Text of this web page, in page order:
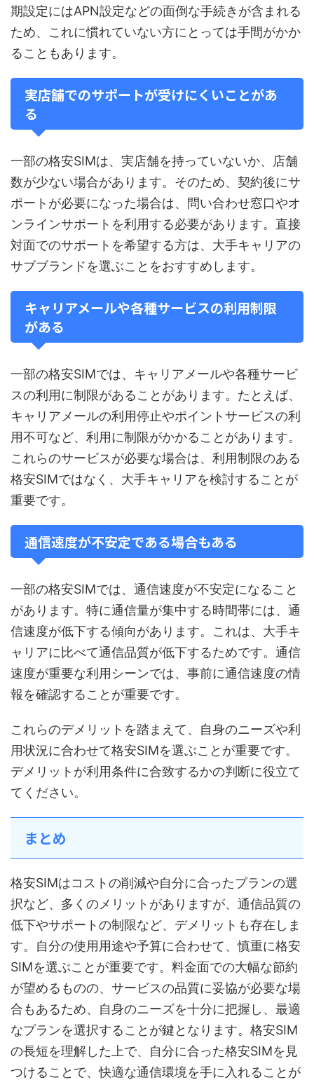
期設定にはAPN設定などの面倒な手続きが含まれる
ため、これに慣れていない方にとっては手間がかか
ることもあります。
実店舗でのサポートが受けにくいことがあ
る
一部の格安SIMは、実店舗を持っていないか、店舗
数が少ない場合があります。そのため、契約後にサ
ポートが必要になった場合は、問い合わせ窓口やオ
ンラインサポートを利用する必要があります。直接
対面でのサポートを希望する方は、大手キャリアの
サブブランドを選ぶことをおすすめします。
キャリアメールや各種サービスの利用制限
がある
一部の格安SIMでは、キャリアメールや各種サービ
スの利用に制限があることがあります。たとえば、
キャリアメールの利用停止やポイントサービスの利
用不可など、利用に制限がかかることがあります。
これらのサービスが必要な場合は、利用制限のある
格安SIMではなく、大手キャリアを検討することが
重要です。
通信速度が不安定である場合もある
一部の格安SIMでは、通信速度が不安定になること
があります。特に通信量が集中する時間帯には、通
信速度が低下する傾向があります。これは、大手キ
ャリアに比べて通信品質が低下するためです。通信
速度が重要な利用シーンでは、事前に通信速度の情
報を確認することが重要です。
これらのデメリットを踏まえて、自身のニーズや利
用状況に合わせて格安SIMを選ぶことが重要です。
デメリットが利用条件に合致するかの判断に役立て
てください。
まとめ
格安SIMはコストの削減や自分に合ったプランの選
択など、多くのメリットがありますが、通信品質の
低下やサポートの制限など、デメリットも存在しま
す。自分の使用用途や予算に合わせて、慎重に格安
SIMを選ぶことが重要です。料金面での大幅な節約
が望めるものの、サービスの品質に妥協が必要な場
合もあるため、自身のニーズを十分に把握し、最適
なプランを選択することが鍵となります。格安SIM
の長短を理解した上で、自分に合った格安SIMを見
つけることで、快適な通信環境を手に入れることが